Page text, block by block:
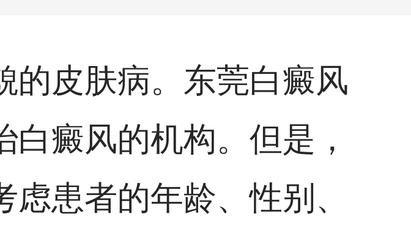
的皮肤病。东莞白癜风
癜风的机构。但是，
患者的年龄、性别、